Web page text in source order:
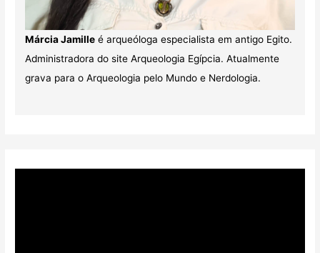
Márcia Jamilleé arqueóloga especialista em antigo Egito.
Administradora do site Arqueologia Egípcia. Atualmente
grava para o Arqueologia pelo Mundo e Nerdologia.